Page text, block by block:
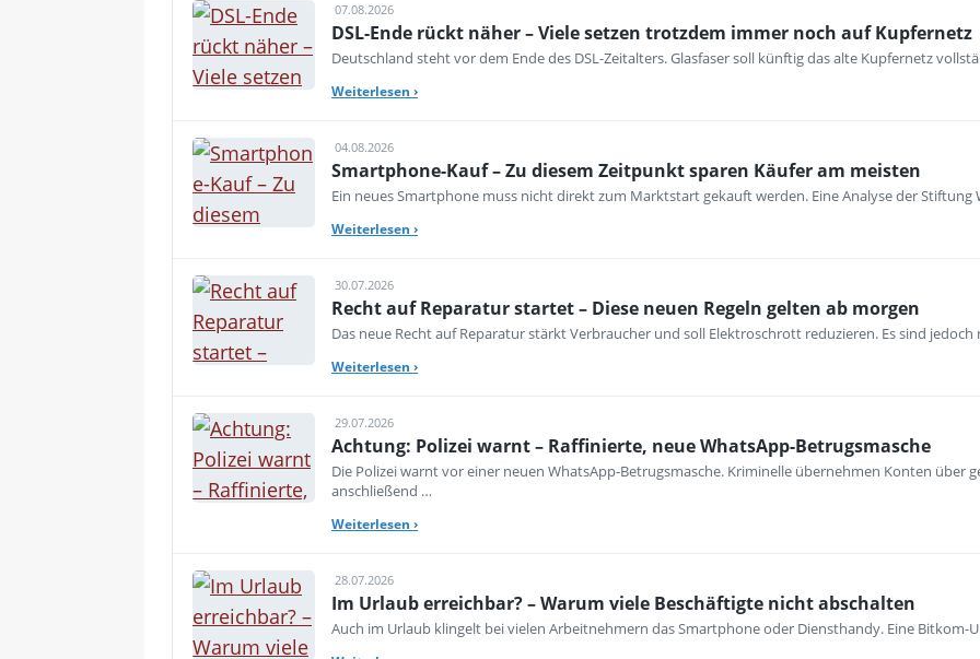
07.08.2026
DSL-Ende rückt näher – Viele setzen trotzdem immer noch auf Kupfernetz
Deutschland steht vor dem Ende des DSL-Zeitalters. Glasfaser soll künftig das alte Kupfernetz
Weiterlesen ›
04.08.2026
Smartphone-Kauf – Zu diesem Zeitpunkt sparen Käufer am meisten
Ein neues Smartphone muss nicht direkt zum Marktstart gekauft werden. Eine Analyse der Stiftung
Weiterlesen ›
30.07.2026
Recht auf Reparatur startet – Diese neuen Regeln gelten ab morgen
Das neue Recht auf Reparatur stärkt Verbraucher und soll Elektroschrott reduzieren. Es sind jedoch
Weiterlesen ›
29.07.2026
Achtung: Polizei warnt – Raffinierte, neue WhatsApp-Betrugsmasche
Die Polizei warnt vor einer neuen WhatsApp-Betrugsmasche. Kriminelle übernehmen Konten über
anschließend …
Weiterlesen ›
28.07.2026
Im Urlaub erreichbar? – Warum viele Beschäftigte nicht abschalten
Auch im Urlaub klingelt bei vielen Arbeitnehmern das Smartphone oder Diensthandy. Eine Bitkom-